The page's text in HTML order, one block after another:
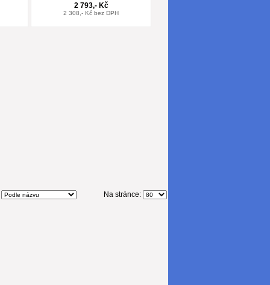
2 793,- Kč
2 308,- Kč bez DPH
Na stránce: